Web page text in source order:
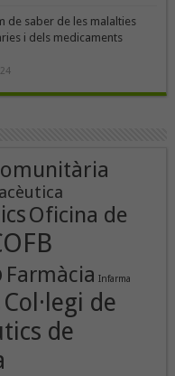
de saber de les malalties
i dels medicaments
Oficina de
Farmàcia Infarma
Col·legi de
de